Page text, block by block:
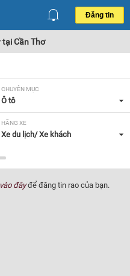
Đăng tin
Cần Thơ
CHUYÊN MỤC
Ô tô
HÃNG XE
Xe du lịch/ Xe khách
NĂM SẢN XUẤT
Tất cả
XUẤT XỨ
đâyđể đăng tin rao của bạn.